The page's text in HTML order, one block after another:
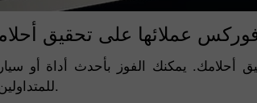
يمكنك الفوز بأحدث أداة أو
للمتداولين المحنكين والمبتدئين المشاركة في المسابقة.